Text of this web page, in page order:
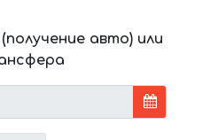
авто) или